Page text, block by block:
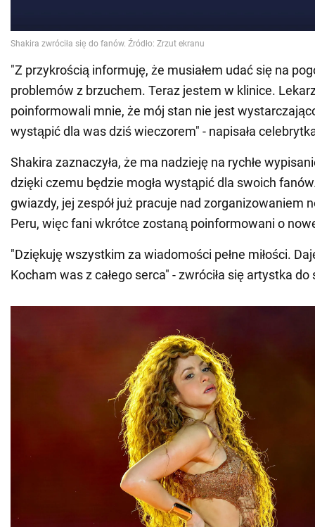
"Z przykrością informuję, że musiałem udać się na
problemów z brzuchem. Teraz jestem w klinice.
poinformowali mnie, że mój stan nie jest
wystąpić dla was dziś wieczorem" - napisała
Shakira zaznaczyła, że ma nadzieję na rychłe
dzięki czemu będzie mogła wystąpić dla swoich
gwiazdy, jej zespół już pracuje nad zorganizowaniem
Peru, więc fani wkrótce zostaną poinformowani o
"Dziękuję wszystkim za wiadomości pełne miłości.
Kocham was z całego serca" - zwróciła się artystka